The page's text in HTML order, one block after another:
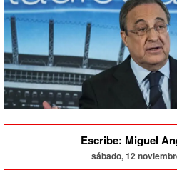
Escribe: Miguel
sábado, 12